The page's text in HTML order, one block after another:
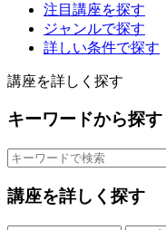
注目講座を探す
ジャンルで探す
詳しい条件で探す
講座を詳しく探す
キーワードから探す
講座を詳しく探す